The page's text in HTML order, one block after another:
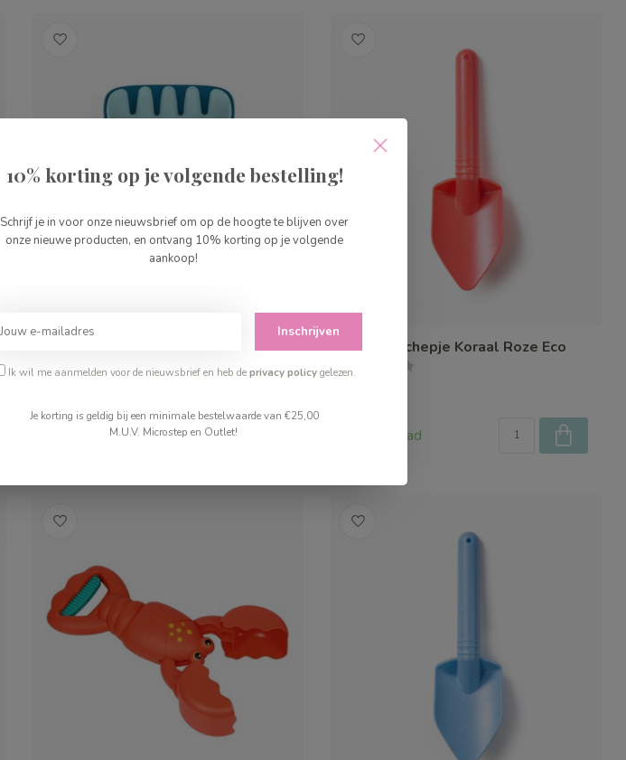
Op voorraad
Bigjigs Schepje Koraal Roze Eco
Op voorraad
10% korting op je volgende bestelling!
Schrijf je in voor onze nieuwsbrief om op de hoogte te blijven over
onze nieuwe producten, en ontvang 10% korting op je volgende
aankoop!
Inschrijven
Ik wil me aanmelden voor de nieuwsbrief en heb deprivacy policygelezen.
Je korting is geldig bij een minimale bestelwaarde van €25,00
M.U.V. Microstep en Outlet!